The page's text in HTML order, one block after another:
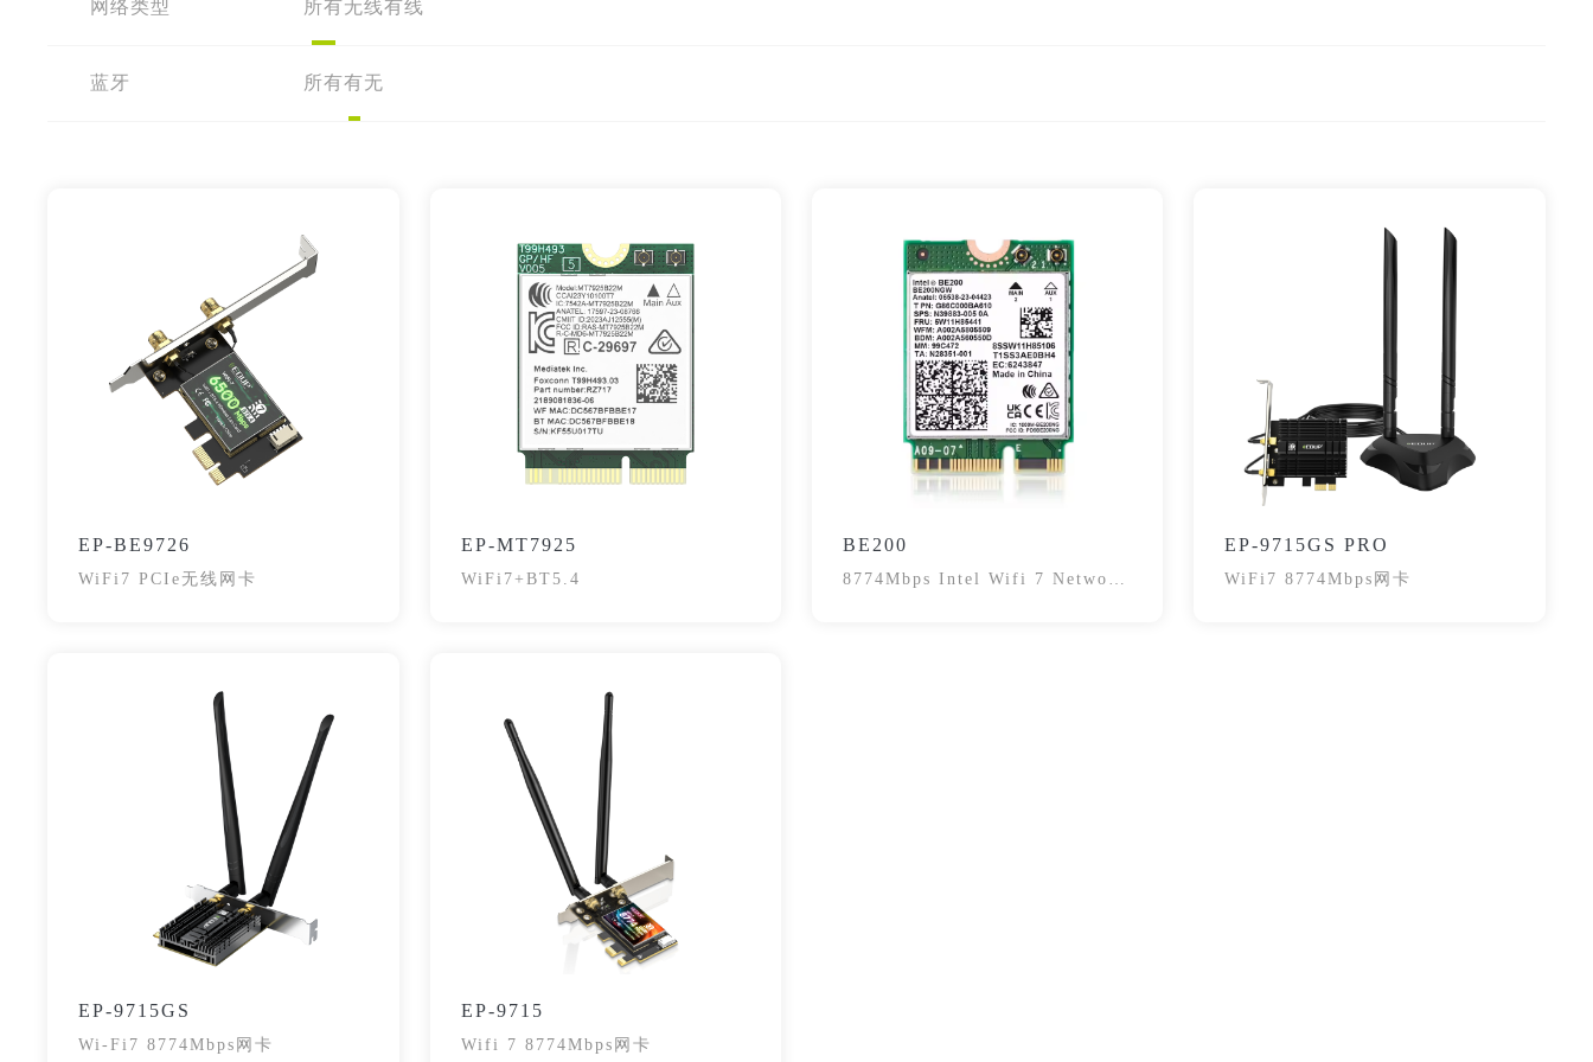
网络类型 所有无线有线
蓝牙 所有有无
EP-BE9726
WiFi7 PCIe无线网卡
EP-MT7925
WiFi7+BT5.4
BE200
8774Mbps Intel Wifi 7 Network
EP-9715GS PRO
WiFi7 8774Mbps网卡
EP-9715GS
Wi-Fi7 8774Mbps网卡
EP-9715
Wifi 7 8774Mbps网卡